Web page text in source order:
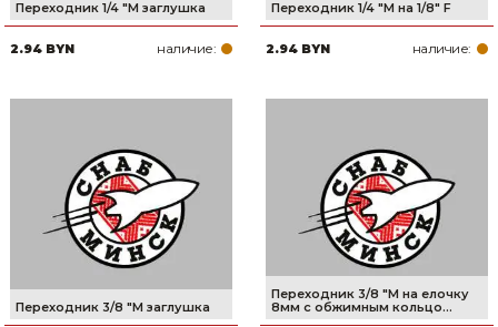
Переходник 1/4 "M заглушка
2.94 BYN наличие:
Переходник 1/4 "M на 1/8" F
2.94 BYN наличие:
Переходник 3/8 "M заглушка
Переходник 3/8 "М на елочку
8мм с обжимным кольцо...